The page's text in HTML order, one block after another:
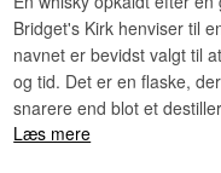
Bridget's Kirk henviser til
navnet er bevidst valgt til
og tid. Det er en flaske,
snarere end blot et
Læs mere